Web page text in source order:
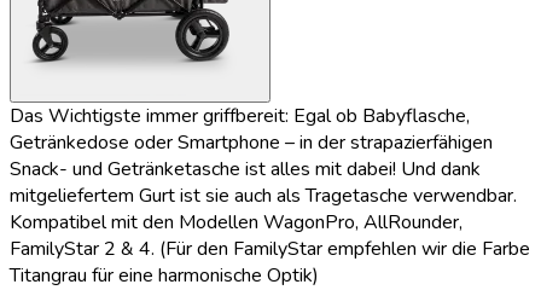
Das Wichtigste immer griffbereit: Egal ob Babyflasche,
Getränkedose oder Smartphone – in der strapazierfähigen
Snack- und Getränketasche ist alles mit dabei! Und dank
mitgeliefertem Gurt ist sie auch als Tragetasche verwendbar.
Kompatibel mit den Modellen WagonPro, AllRounder,
FamilyStar 2 & 4. (Für den FamilyStar empfehlen wir die Farbe
Titangrau für eine harmonische Optik)